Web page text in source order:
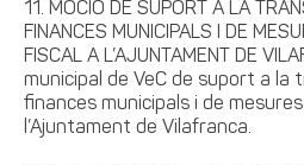
11. MOCIÓ DE SUPORT A LA
FINANCES MUNICIPALS I DE
FISCAL A L’AJUNTAMENT DE
municipal de VeC de suport a la
finances municipals i de
l’Ajuntament de Vilafranca.